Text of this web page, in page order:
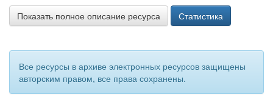
Показать полное описание ресурса Статистика
Все ресурсы в архиве электронных ресурсов защищены
авторским правом, все права сохранены.